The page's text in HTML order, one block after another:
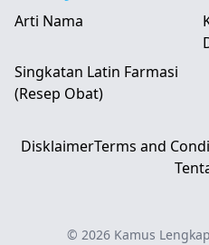
Arti Nama
Singkatan Latin Farmasi
(Resep Obat)
DisklaimerTerms and
© 2026 Kamus Lengkap